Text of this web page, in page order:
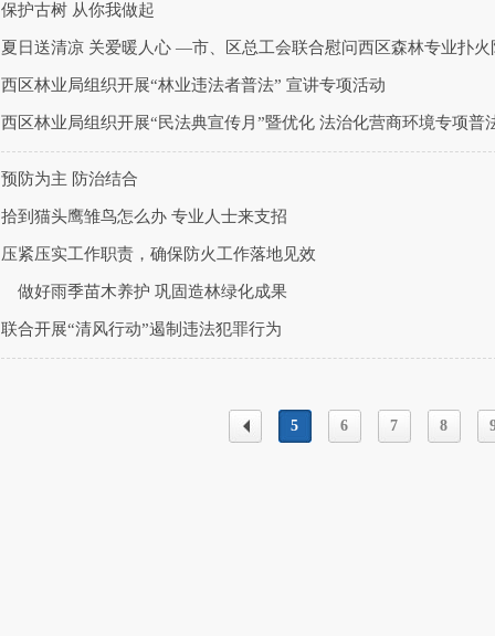
保护古树 从你我做起
夏日送清凉 关爱暖人心 —市、区总工会联合慰问西区森林专业扑火
西区林业局组织开展“林业违法者普法” 宣讲专项活动
西区林业局组织开展“民法典宣传月”暨优化 法治化营商环境专项普
预防为主 防治结合
拾到猫头鹰雏鸟怎么办 专业人士来支招
压紧压实工作职责，确保防火工作落地见效
做好雨季苗木养护 巩固造林绿化成果
联合开展“清风行动”遏制违法犯罪行为
5 6 7 8